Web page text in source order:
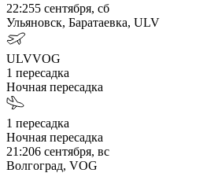
22:255 сентября, сб
Ульяновск, Баратаевка, ULV
ULVVOG
1 пересадка
Ночная пересадка
1 пересадка
Ночная пересадка
21:206 сентября, вс
Волгоград, VOG